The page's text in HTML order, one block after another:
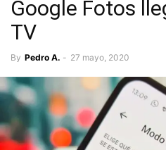
Google Fotos
TV
By Pedro A. - 27 mayo, 2020